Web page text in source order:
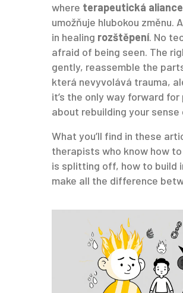
where terapeutická aliance
umožňuje hlubokou změnu.
in healing rozštěpení. No
afraid of being seen. The
gently, reassemble the
která nevyvolává trauma,
it’s the only way forward
about rebuilding your
What you’ll find in these
therapists who know how
is splitting off, how to build
make all the difference